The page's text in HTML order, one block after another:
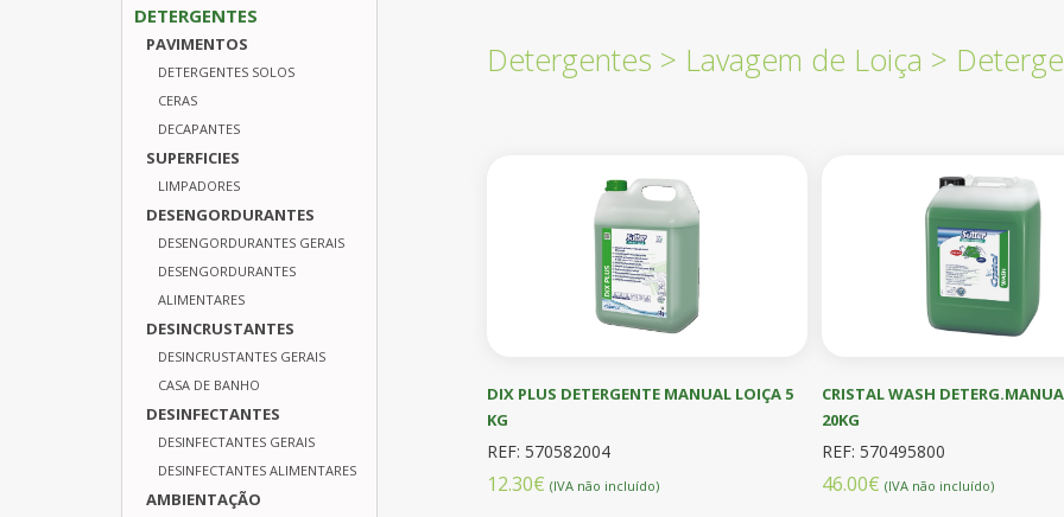
DETERGENTES
PAVIMENTOS
DETERGENTES SOLOS
CERAS
DECAPANTES
SUPERFICIES
LIMPADORES
DESENGORDURANTES
DESENGORDURANTES GERAIS
DESENGORDURANTES
ALIMENTARES
DESINCRUSTANTES
DESINCRUSTANTES GERAIS
CASA DE BANHO
DESINFECTANTES
DESINFECTANTES GERAIS
DESINFECTANTES ALIMENTARES
AMBIENTAÇÃO
Detergentes > Lavagem de Loiça >
DIX PLUS DETERGENTE MANUAL LOIÇA 5
KG
REF: 570582004
12.30€ (IVA não incluído)
CRISTAL WASH
20KG
REF: 570495800
46.00€ (IVA não incluído)